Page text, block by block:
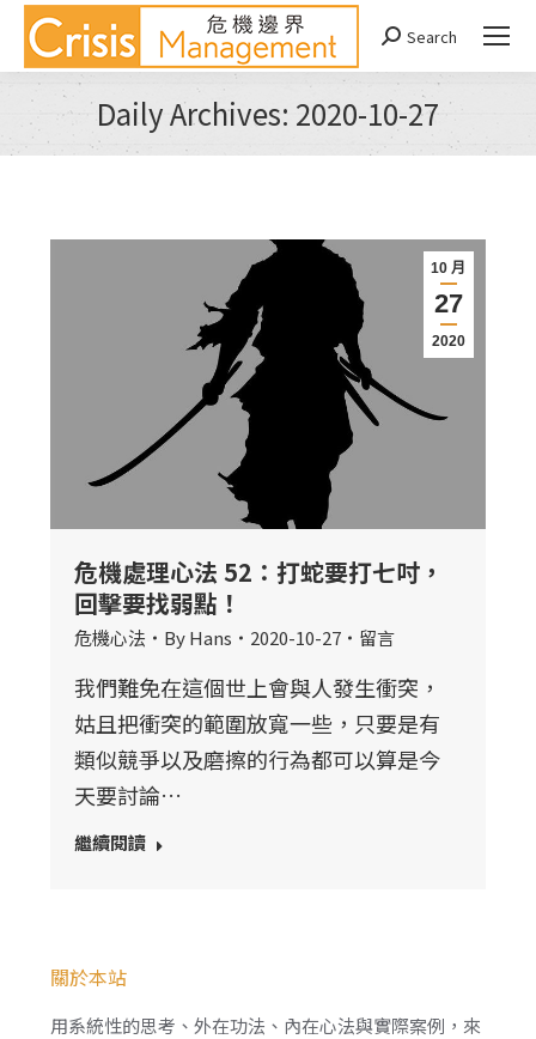
Search:
Search
Daily Archives: 2020-10-27
You are here:
10 月
27
2020
危機處理心法 52：打蛇要打七吋，
回擊要找弱點！
危機心法 ByHans 2020-10-27 留言
我們難免在這個世上會與人發生衝突，
姑且把衝突的範圍放寬一些，只要是有
類似競爭以及磨擦的行為都可以算是今
天要討論…
繼續閱讀
關於本站
用系統性的思考、外在功法、內在心法與實際案例，來